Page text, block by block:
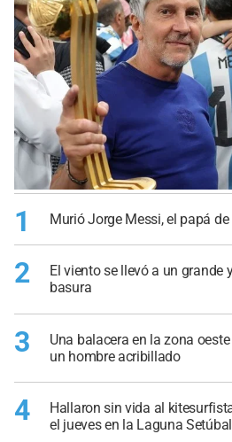
1 Murió Jorge Messi, el papá
2
El viento se llevó a un grande
basura
3
Una balacera en la zona
un hombre acribillado
4
Hallaron sin vida al
el jueves en la Laguna Setúbal